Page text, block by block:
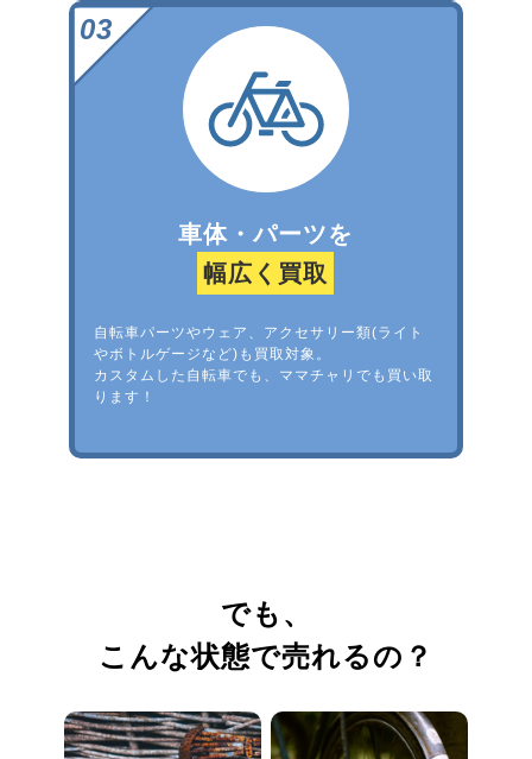
車体・パーツを
幅広く買取
自転車パーツやウェア、アクセサリー類(ライト
やボトルゲージなど)も買取対象。
カスタムした自転車でも、ママチャリでも買い取
ります！
でも、
こんな状態で売れるの？